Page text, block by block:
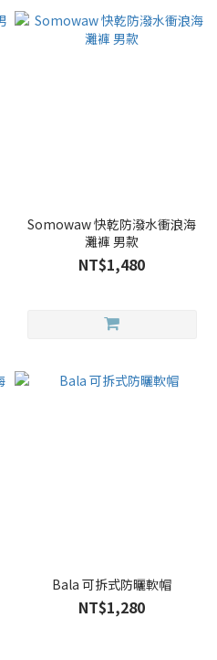
Somowaw 快乾防潑水衝浪海
灘褲 男款
NT$1,480
Bala 可拆式防曬軟帽
NT$1,280